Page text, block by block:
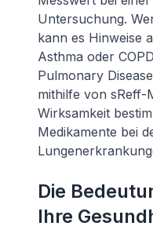
Untersuchung.
kann es Hinweise
Asthma oder
Pulmonary
mithilfe von sReff-
Wirksamkeit
Medikamente bei
Die
Ihre